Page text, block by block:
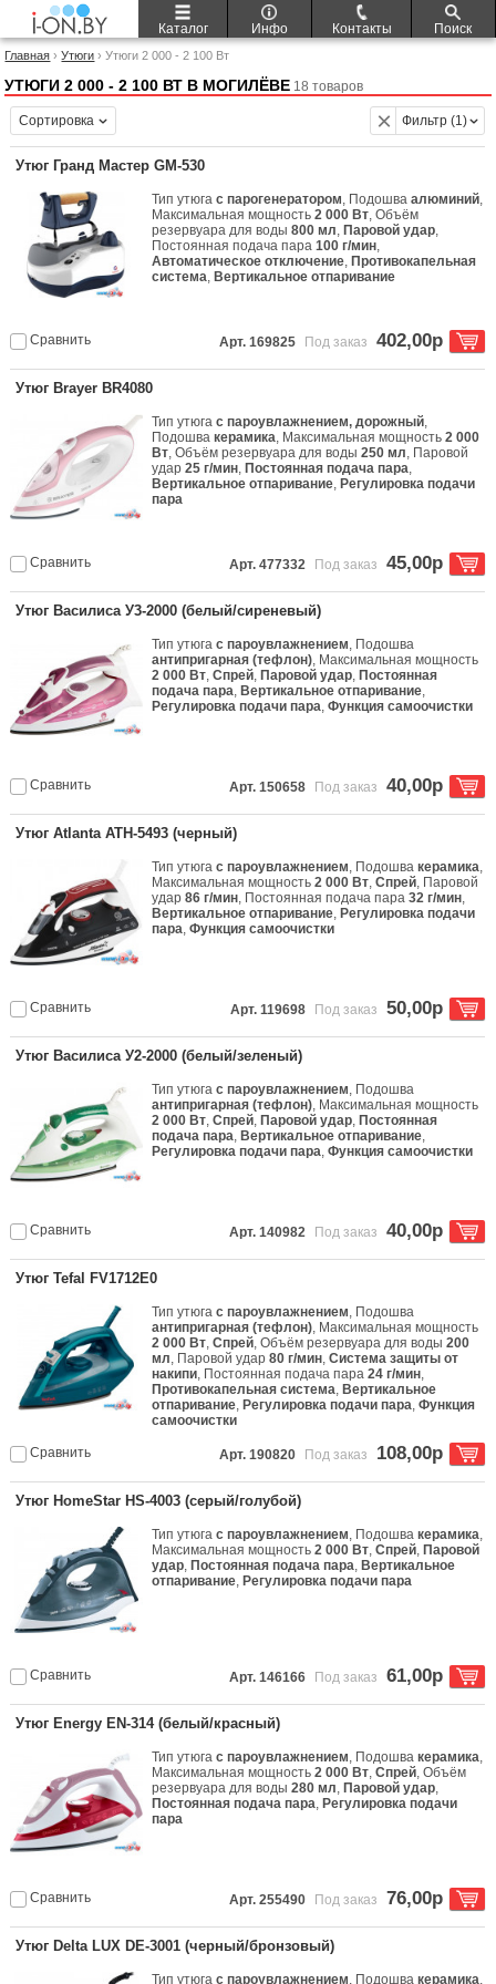
Каталог Инфо Контакты Поиск
Главная ›Утюги › Утюги 2 000 - 2 100 Вт
УТЮГИ 2 000 - 2 100 ВТ В МОГИЛЁВЕ 18 товаров
Сортировка Фильтр (1)
Утюг Гранд Мастер GM-530
Тип утюгас парогенератором, Подошваалюминий,
Максимальная мощность2 000 Вт, Объём
резервуара для воды800 мл, Паровой удар,
Постоянная подача пара100 г/мин,
Автоматическое отключение, Противокапельная
система, Вертикальное отпаривание
Сравнить Арт. 169825 Под заказ 402,00р
Утюг Brayer BR4080
Тип утюгас пароувлажнением, дорожный,
Подошвакерамика, Максимальная мощность2 000
Вт, Объём резервуара для воды250 мл, Паровой
удар25 г/мин, Постоянная подача пара,
Вертикальное отпаривание, Регулировка подачи
пара
Сравнить Арт. 477332 Под заказ 45,00р
Утюг Василиса У3-2000 (белый/сиреневый)
Тип утюгас пароувлажнением, Подошва
антипригарная (тефлон), Максимальная мощность
2 000 Вт,Спрей, Паровой удар, Постоянная
подача пара, Вертикальное отпаривание,
Регулировка подачи пара,Функция самоочистки
Сравнить Арт. 150658 Под заказ 40,00р
Утюг Atlanta ATH-5493 (черный)
Тип утюгас пароувлажнением, Подошвакерамика,
Максимальная мощность2 000 Вт,Спрей, Паровой
удар86 г/мин, Постоянная подача пара32 г/мин,
Вертикальное отпаривание, Регулировка подачи
пара,Функция самоочистки
Сравнить Арт. 119698 Под заказ 50,00р
Утюг Василиса У2-2000 (белый/зеленый)
Тип утюгас пароувлажнением, Подошва
антипригарная (тефлон), Максимальная мощность
2 000 Вт,Спрей, Паровой удар, Постоянная
подача пара, Вертикальное отпаривание,
Регулировка подачи пара,Функция самоочистки
Сравнить Арт. 140982 Под заказ 40,00р
Утюг Tefal FV1712E0
Тип утюгас пароувлажнением, Подошва
антипригарная (тефлон), Максимальная мощность
2 000 Вт,Спрей, Объём резервуара для воды200
мл, Паровой удар80 г/мин,Система защиты от
накипи, Постоянная подача пара24 г/мин,
Противокапельная система, Вертикальное
отпаривание, Регулировка подачи пара,Функция
самоочистки
Сравнить Арт. 190820 Под заказ 108,00р
Утюг HomeStar HS-4003 (серый/голубой)
Тип утюгас пароувлажнением, Подошвакерамика,
Максимальная мощность2 000 Вт,Спрей, Паровой
удар, Постоянная подача пара, Вертикальное
отпаривание, Регулировка подачи пара
Сравнить Арт. 146166 Под заказ 61,00р
Утюг Energy EN-314 (белый/красный)
Тип утюгас пароувлажнением, Подошвакерамика,
Максимальная мощность2 000 Вт,Спрей, Объём
резервуара для воды280 мл, Паровой удар,
Постоянная подача пара, Регулировка подачи
пара
Сравнить Арт. 255490 Под заказ 76,00р
Утюг Delta LUX DE-3001 (черный/бронзовый)
Тип утюгас пароувлажнением, Подошвакерамика,